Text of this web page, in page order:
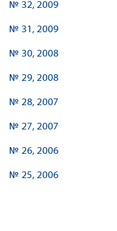
№ 32, 2009
№ 31, 2009
№ 30, 2008
№ 29, 2008
№ 28, 2007
№ 27, 2007
№ 26, 2006
№ 25, 2006